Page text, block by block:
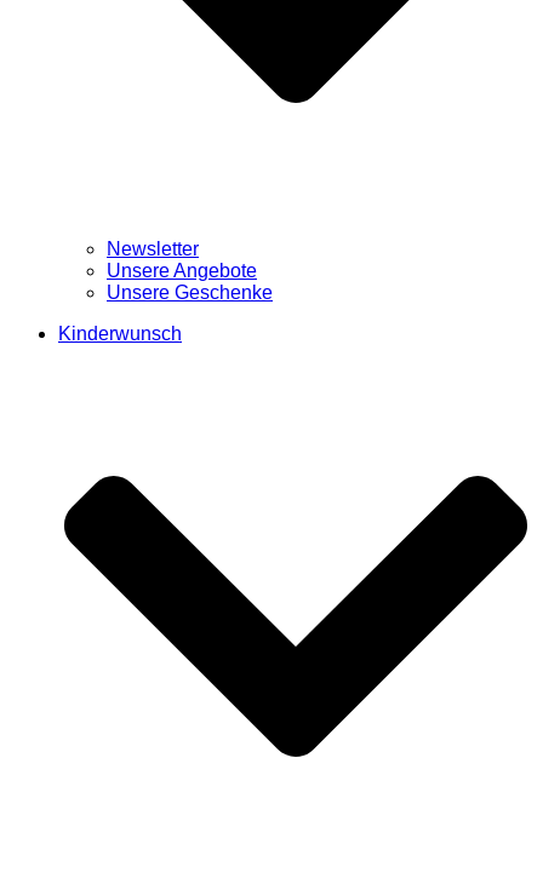
Newsletter
Unsere Angebote
Unsere Geschenke
Kinderwunsch